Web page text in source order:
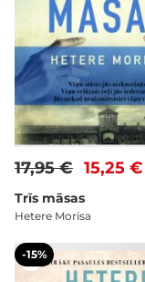
15,25 €
17,95 €
Trīs māsas
Hetere Morisa
-15%